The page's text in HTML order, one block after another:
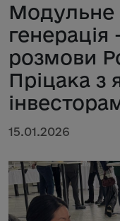
Модульне
розмови
Пріцака з
15.01.2026